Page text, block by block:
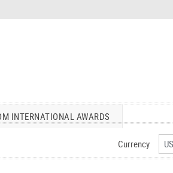
INTERNATIONAL AWARDS
Currency